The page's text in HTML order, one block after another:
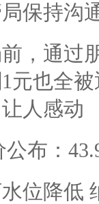
保持沟
，通过
元也全
人感动
布：
位降低